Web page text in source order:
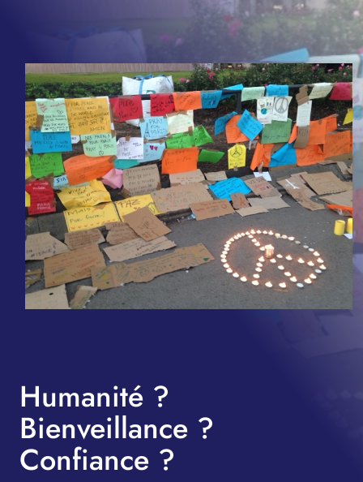
Humanité ?
Bienveillance ?
Confiance ?